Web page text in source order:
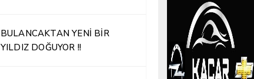
BULANCAKTAN YENİ BİR
YILDIZ DOĞUYOR !!